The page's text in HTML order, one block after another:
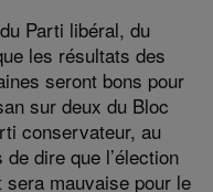
Parti libéral, du
les résultats des
seront bons pour
sur deux du Bloc
conservateur, au
dire que l’élection
mauvaise pour le